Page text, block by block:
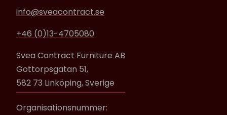
info@sveacontract.se
+46 (0)13-4705080
Svea Contract Furniture AB
Gottorpsgatan 51,
582 73 Linköping, Sverige
Organisationsnummer: